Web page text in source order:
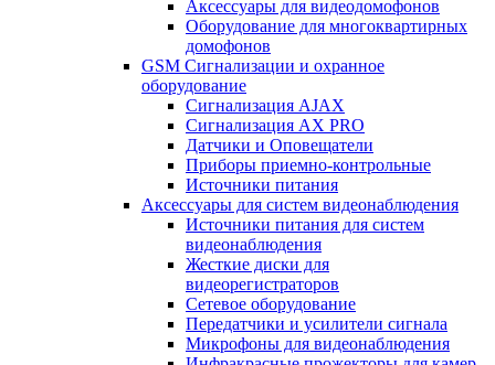
Аксессуары для видеодомофонов
Оборудование для многоквартирных
домофонов
GSM Сигнализации и охранное
оборудование
Сигнализация AJAX
Сигнализация AX PRO
Датчики и Оповещатели
Приборы приемно-контрольные
Источники питания
Аксессуары для систем видеонаблюдения
Источники питания для систем
видеонаблюдения
Жесткие диски для
видеорегистраторов
Сетевое оборудование
Передатчики и усилители сигнала
Микрофоны для видеонаблюдения